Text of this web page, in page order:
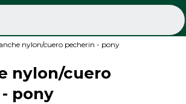
nylon/cuero pecherin - pony
nylon/cuero
pony